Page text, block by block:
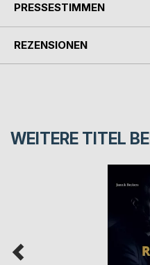
PRESSESTIMMEN
REZENSIONEN
WEITERE TITEL BEI